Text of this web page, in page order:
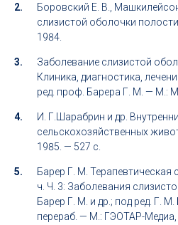
Боровский Е. В.,
слизистой оболочки
1984.
Заболевание слизистой
Клиника, диагностика,
ред. проф. Барера Г. М. — М.:
И. Г.Шарабрин и др.
сельскохозяйственных
1985. — 527 с.
Барер Г. М. Терапевтическая
ч. Ч. 3: Заболевания
Барер Г. М. и др.; под ред. Г.
перераб. — М.: ГЭОТАР-Медиа,